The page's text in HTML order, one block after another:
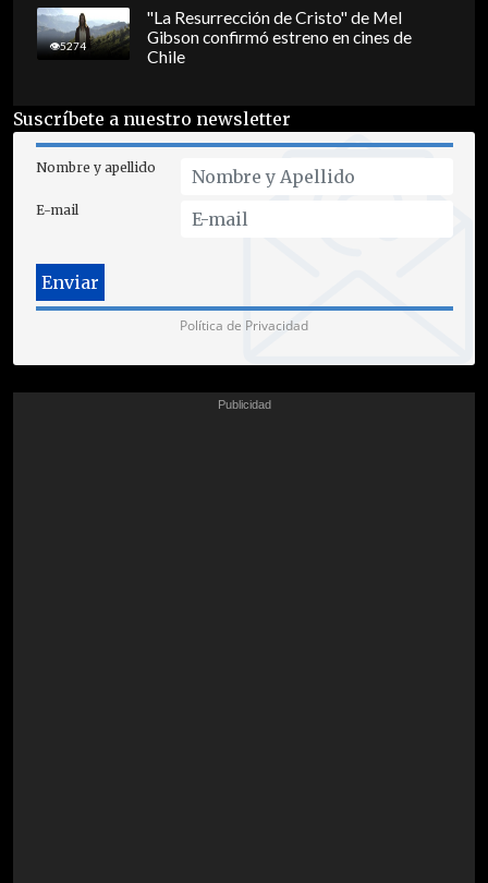
5274
"La Resurrección de Cristo" de Mel
Gibson confirmó estreno en cines de
Chile
Suscríbete a nuestro newsletter
Nombre y apellido
E-mail
Política de Privacidad